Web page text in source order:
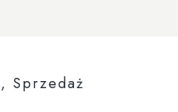
Sprzedaż